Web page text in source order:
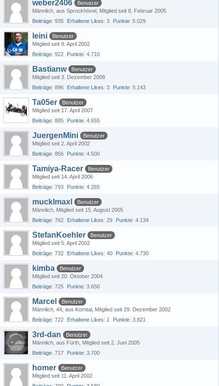
weber2406
Benutzer
Männlich aus Sprockhövel Mitglied seit 8. Februar 2005
Beiträge 935 Erhaltene Likes 3 Punkte 5.029
leini
Benutzer
Mitglied seit 9. April 2002
Beiträge 922 Punkte 4.710
Bastianw
Benutzer
Mitglied seit 3. Dezember 2008
Beiträge 896 Erhaltene Likes 3 Punkte 5.143
Ta05er
Benutzer
Mitglied seit 17. April 2007
Beiträge 885 Punkte 4.655
JuergenMini
Benutzer
Mitglied seit 2. April 2002
Beiträge 856 Punkte 4.500
Tamiya-Racer
Benutzer
Mitglied seit 14. April 2006
Beiträge 793 Punkte 4.265
mucklmaxl
Benutzer
Männlich Mitglied seit 15. August 2005
Beiträge 762 Erhaltene Likes 29 Punkte 4.134
StefanKoehler
Benutzer
Mitglied seit 5. April 2002
Beiträge 732 Erhaltene Likes 40 Punkte 4.730
kimba
Benutzer
Mitglied seit 20. Oktober 2004
Beiträge 725 Punkte 3.650
Marcel
Benutzer
Männlich 44 aus Korntal Mitglied seit 29. Dezember 2002
Beiträge 722 Erhaltene Likes 1 Punkte 3.821
3rd-dan
Benutzer
Männlich aus Fürth Mitglied seit 2. Juni 2005
Beiträge 717 Punkte 3.700
homer
Benutzer
Mitglied seit 11. April 2002